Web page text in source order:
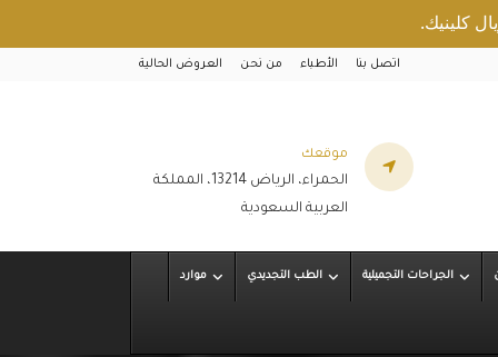
العروض الحالية من نحن الأطباء اتصل بنا
موقعك
الحمراء، الرياض 13214، المملكة
العربية السعودية
الجراحات التجميلية الطب التجديدي موارد